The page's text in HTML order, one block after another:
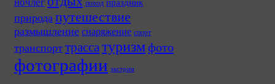
поход праздник
природа путешествие
размышление снаряжение спорт
транспорт трасса туризмфото
фотографии экстрим